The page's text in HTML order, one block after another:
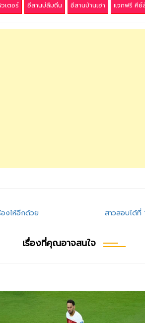
เตอร์ อีสานบ่ลืมถิ่น อีสานบ้านเฮา แจกฟรี คีย์
งไห้อีกด้วย สาวสอบได้ที่
เรื่องที่คุณอาจสนใจ